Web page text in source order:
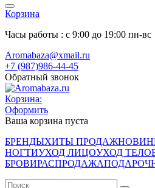
Корзина
Часы работы : с 9:00 до 19:00 пн-вс
Aromabaza@xmail.ru
+7 (987)986-44-45
Обратный звонок
Корзина:
Оформить
Ваша корзина пуста
БРЕНДЫХИТЫ ПРОДАЖ
НОГТИУХОД ЛИЦОУХОД ТЕЛО
БРОВИРАСПРОДАЖА